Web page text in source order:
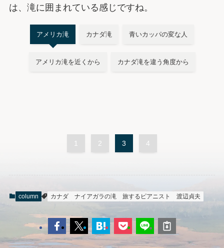
は、滝に囲まれている感じですね。
アメリカ滝 カナダ滝 青いカッパの変な人
アメリカ滝を近くから カナダ滝を違う角度から
1 2 3 4
column カナダ ナイアガラの滝 旅するピアニスト 渡辺貞夫